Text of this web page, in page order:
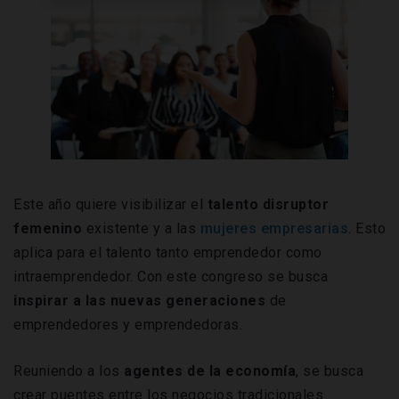
Este año quiere visibilizar el talento disruptor
femenino existente y a las mujeres empresarias. Esto
aplica para el talento tanto emprendedor como
intraemprendedor. Con este congreso se busca
inspirar a las nuevas generaciones de
emprendedores y emprendedoras.
Reuniendo a los agentes de la economía, se busca
crear puentes entre los negocios tradicionales